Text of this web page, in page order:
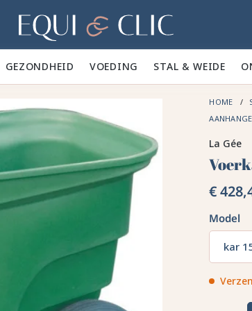
Home
GEZONDHEID ✨VOEDING 🥕 STAL & WEIDE 🍃
HOME
La Gée
€
Model
kar